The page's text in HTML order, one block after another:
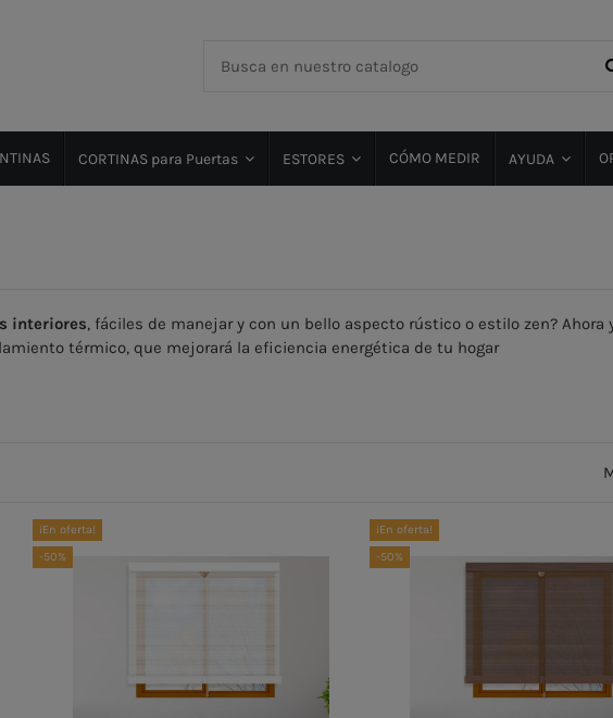
CORTINAS para Puertas ESTORES CÓMO MEDIR AYUDA
interiores, fáciles de manejar y con un bello aspecto rústico o estilo zen?
térmico, que mejorará la eficiencia energética de tu hogar
¡En oferta!
-50%
¡En oferta!
-50%